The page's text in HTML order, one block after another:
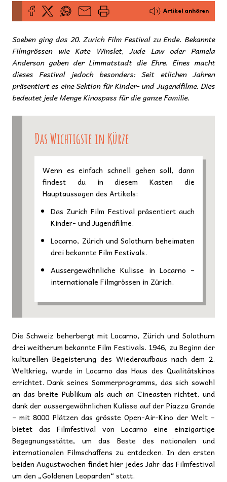
Artikel anhören
Soeben ging das 20. Zurich Film Festival zu Ende. Bekannte
Filmgrössen wie Kate Winslet, Jude Law oder Pamela
Anderson gaben der Limmatstadt die Ehre. Eines macht
dieses Festival jedoch besonders: Seit etlichen Jahren
präsentiert es eine Sektion für Kinder- und Jugendfilme. Dies
bedeutet jede Menge Kinospass für die ganze Familie.
Das Wichtigste in Kürze
Wenn es einfach schnell gehen soll, dann
findest du in diesem Kasten die
Hauptaussagen des Artikels:
Das Zurich Film Festival präsentiert auch
Kinder- und Jugendfilme.
Locarno, Zürich und Solothurn beheimaten
drei bekannte Film Festivals.
Aussergewöhnliche Kulisse in Locarno –
internationale Filmgrössen in Zürich.
Die Schweiz beherbergt mit Locarno, Zürich und Solothurn
drei weitherum bekannte Film Festivals. 1946, zu Beginn der
kulturellen Begeisterung des Wiederaufbaus nach dem 2.
Weltkrieg, wurde in Locarno das Haus des Qualitätskinos
errichtet. Dank seines Sommerprogramms, das sich sowohl
an das breite Publikum als auch an Cineasten richtet, und
dank der aussergewöhnlichen Kulisse auf der Piazza Grande
– mit 8000 Plätzen das grösste Open-Air-Kino der Welt –
bietet das Filmfestival von Locarno eine einzigartige
Begegnungsstätte, um das Beste des nationalen und
internationalen Filmschaffens zu entdecken. In den ersten
beiden Augustwochen findet hier jedes Jahr das Filmfestival
um den „Goldenen Leoparden“ statt.